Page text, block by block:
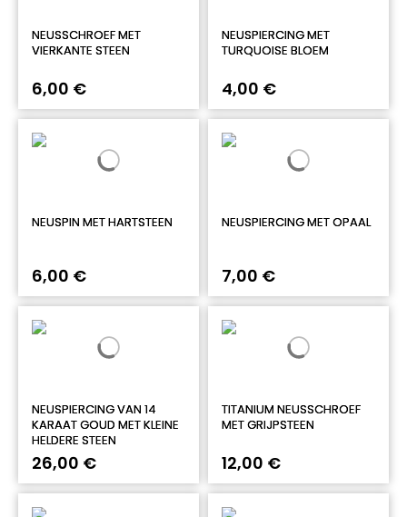
NEUSSCHROEF MET
VIERKANTE STEEN
6,00 €
NEUSPIERCING MET
TURQUOISE BLOEM
4,00 €
NEUSPIN MET HARTSTEEN
6,00 €
NEUSPIERCING MET OPAAL
7,00 €
NEUSPIERCING VAN 14
KARAAT GOUD MET KLEINE
HELDERE STEEN
26,00 €
TITANIUM NEUSSCHROEF
MET GRIJPSTEEN
12,00 €